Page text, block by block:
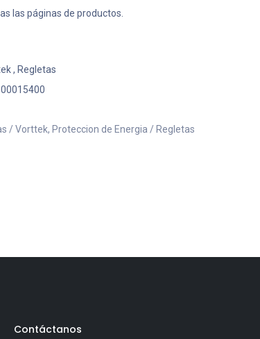
las páginas de productos.
, Regletas
/ Vorttek, Proteccion de Energia / Regletas
Contáctanos